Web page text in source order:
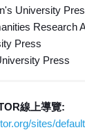
University
Research
Press
Press
線上導覽:
sites/